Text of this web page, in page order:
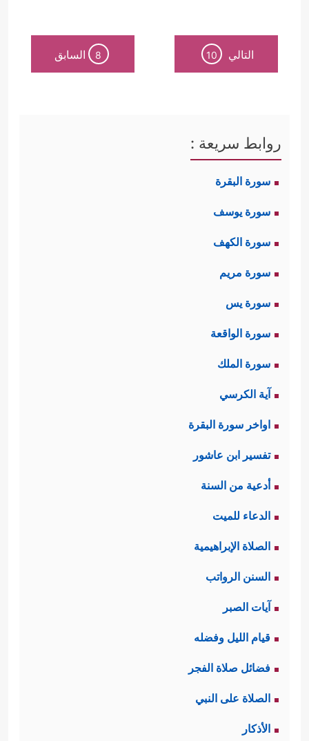
التالي 10
8 السابق
روابط سريعة :
سورة البقرة
سورة يوسف
سورة الكهف
سورة مريم
سورة يس
سورة الواقعة
سورة الملك
آية الكرسي
اواخر سورة البقرة
تفسير ابن عاشور
أدعية من السنة
الدعاء للميت
الصلاة الإبراهيمية
السنن الرواتب
آيات الصبر
قيام الليل وفضله
فضائل صلاة الفجر
الصلاة على النبي
الأذكار